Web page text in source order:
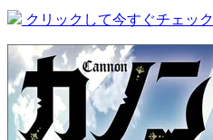
クリックして今すぐチェック